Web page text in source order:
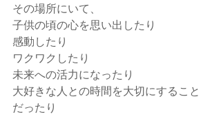
その場所にいて、
子供の頃の心を思い出したり
感動したり
ワクワクしたり
未来への活力になったり
大好きな人との時間を大切にすること
だったり